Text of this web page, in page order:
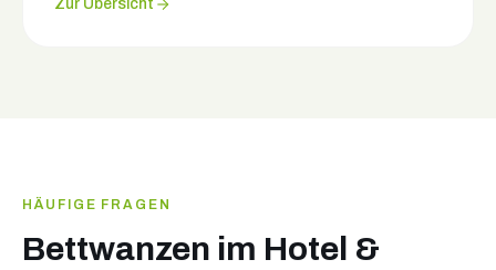
Zur Übersicht
HÄUFIGE FRAGEN
Bettwanzen im Hotel &